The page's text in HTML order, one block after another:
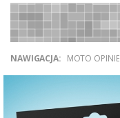
NAWIGACJA: MOTO OPINIE